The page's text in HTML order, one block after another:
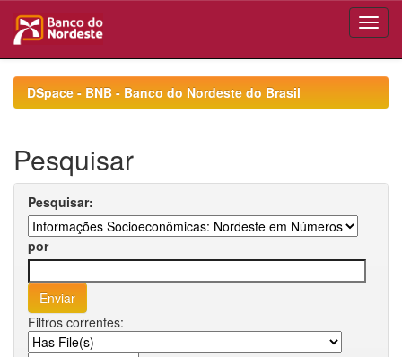
navigationDSpace - BNB - Banco do Nordeste do Brasil
Pesquisar
Pesquisar:
por
Filtros correntes: